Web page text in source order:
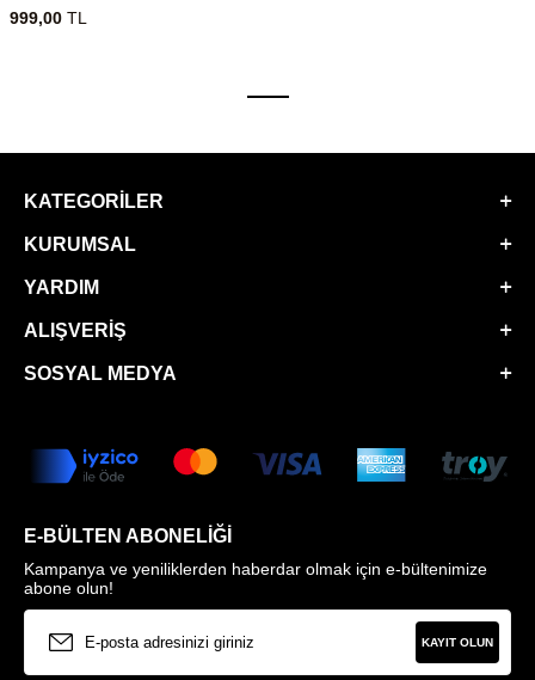
999,00 TL
KATEGORILER
KURUMSAL
YARDIM
ALIŞVERIŞ
SOSYAL MEDYA
E-BÜLTEN ABONELIĞI
Kampanya ve yeniliklerden haberdar olmak için e-bültenimize
abone olun!
KAYIT OLUN